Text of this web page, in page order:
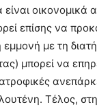
οικονομικά
επίσης να
εμμονή με τη
μπορεί να
Τέλος,